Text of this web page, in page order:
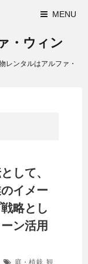
MENU
・ウィン
レンタルはアルファ・
して、
イメー
略とし
ン活用
庭・植栽, 観